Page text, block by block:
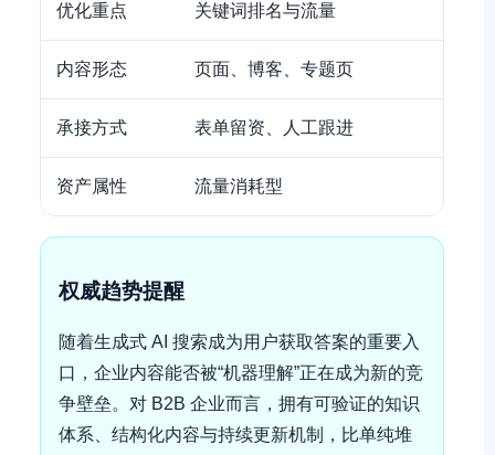
优化重点 关键词排名与流量
内容形态 页面、博客、专题页
承接方式 表单留资、人工跟进
资产属性 流量消耗型
权威趋势提醒
随着生成式 AI 搜索成为用户获取答案的重要入
口，企业内容能否被“机器理解”正在成为新的竞
争壁垒。对 B2B 企业而言，拥有可验证的知识
体系、结构化内容与持续更新机制，比单纯堆